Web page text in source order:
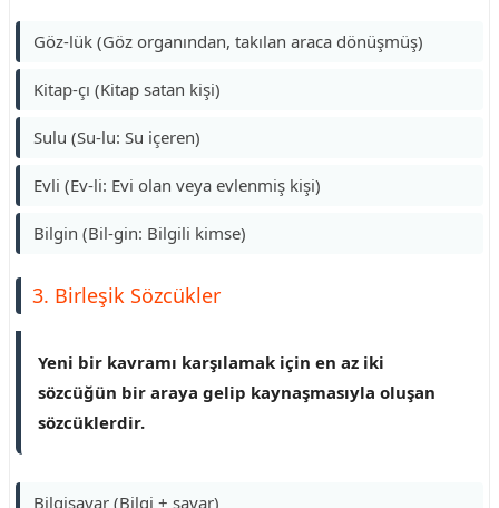
Göz-lük (Göz organından, takılan araca dönüşmüş)
Kitap-çı (Kitap satan kişi)
Sulu (Su-lu: Su içeren)
Evli (Ev-li: Evi olan veya evlenmiş kişi)
Bilgin (Bil-gin: Bilgili kimse)
3. Birleşik Sözcükler
Yeni bir kavramı karşılamak için en az iki
sözcüğün bir araya gelip kaynaşmasıyla oluşan
sözcüklerdir.
Bilgisayar (Bilgi + sayar)